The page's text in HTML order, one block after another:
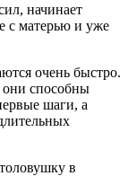
10 августа
опасность
начинает
с матерью и уже
очень быстро.
они способны
шаги, а
в